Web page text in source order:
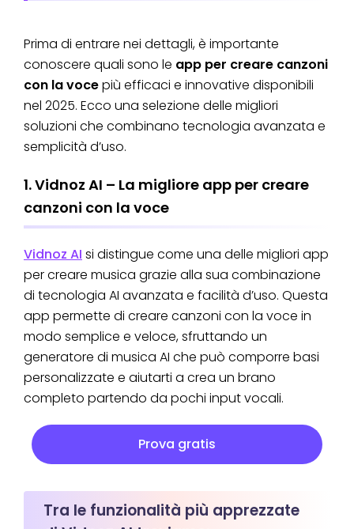
Prima di entrare nei dettagli, è importante
conoscere quali sono le app per creare canzoni
con la vocepiù efficaci e innovative disponibili
nel 2025. Ecco una selezione delle migliori
soluzioni che combinano tecnologia avanzata e
semplicità d’uso.
1. Vidnoz AI – La migliore app per creare
canzoni con la voce
Vidnoz AI si distingue come una delle migliori app
per creare musica grazie alla sua combinazione
di tecnologia AI avanzata e facilità d’uso. Questa
app permette di creare canzoni con la voce in
modo semplice e veloce, sfruttando un
generatore di musica AI che può comporre basi
personalizzate e aiutarti a crea un brano
completo partendo da pochi input vocali.
Prova gratis
Tra le funzionalità più apprezzate